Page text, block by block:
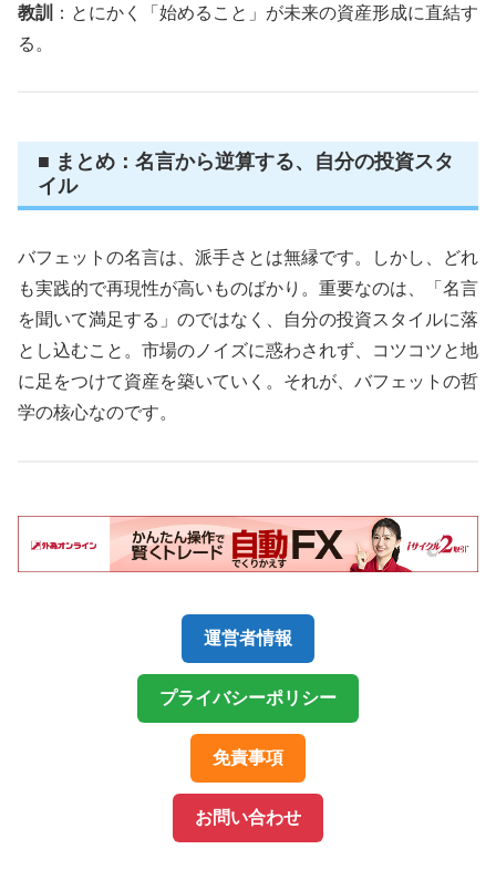
教訓
：とにかく「始めること」が未来の資産形成に直結す
る。
■ まとめ：名言から逆算する、自分の投資スタ
イル
バフェットの名言は、派手さとは無縁です。しかし、どれ
も実践的で再現性が高いものばかり。重要なのは、「名言
を聞いて満足する」のではなく、自分の投資スタイルに落
とし込むこと。市場のノイズに惑わされず、コツコツと地
に足をつけて資産を築いていく。それが、バフェットの哲
学の核心なのです。
運営者情報
プライバシーポリシー
免責事項
お問い合わせ